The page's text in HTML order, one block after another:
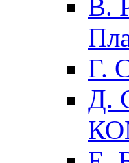
В.
Г.
Д.